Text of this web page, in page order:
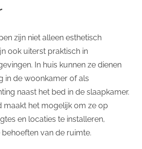
zijn niet alleen esthetisch
ook uiterst praktisch in
In huis kunnen ze dienen
in de woonkamer of als
naast het bed in de slaapkamer.
maakt het mogelijk om ze op
en locaties te installeren,
van de ruimte.